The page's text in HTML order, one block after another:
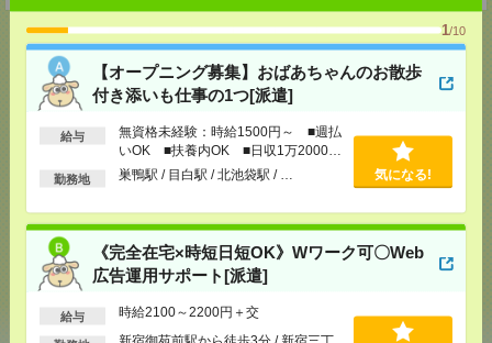
1/10
【オープニング募集】おばあちゃんのお散歩
付き添いも仕事の1つ[派遣]
給与
無資格未経験：時給1500円～ ■週払
いOK ■扶養内OK ■日収1万2000円
以上
勤務地 巣鴨駅 / 目白駅 / 北池袋駅 / … 気になる!
《完全在宅×時短日短OK》Wワーク可〇Web
広告運用サポート[派遣]
給与 時給2100～2200円＋交
応募ページへ
気になる！
メールで送る LINEで送る
シェア ブックマーク